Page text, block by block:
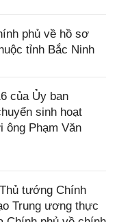
phủ về hồ sơ
tỉnh Bắc Ninh
của Ủy ban
sinh hoạt
ông Phạm Văn
tướng Chính
Trung ương thực